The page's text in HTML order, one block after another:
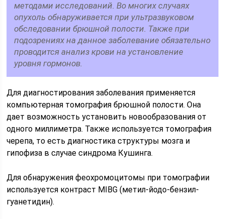
методами исследований. Во многих случаях
опухоль обнаруживается при ультразвуковом
обследовании брюшной полости. Также при
подозрениях на данное заболевание обязательно
проводится анализ крови на установление
уровня гормонов.
Для диагностирования заболевания применяется
компьютерная томография брюшной полости. Она
дает возможность установить новообразования от
одного миллиметра. Также используется томография
черепа, то есть диагностика структуры мозга и
гипофиза в случае синдрома Кушинга.
Для обнаружения феохромоцитомы при томографии
используется контраст MIBG (метил-йодо-бензил-
гуанетидин).